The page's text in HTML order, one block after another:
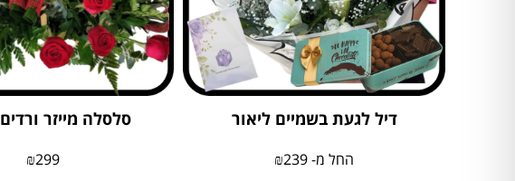
דיל לגעת בשמיים ליאור
החל מ- ₪239
סלסלה מייזר ורדים LOVE
₪299